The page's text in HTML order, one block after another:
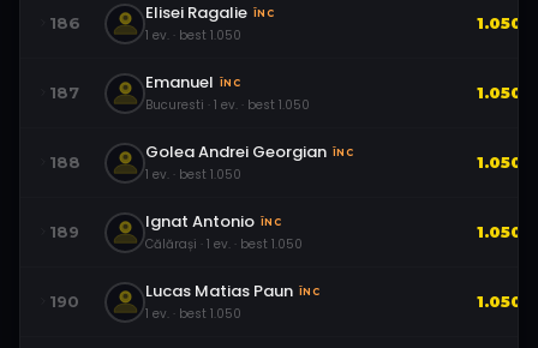
186 Elisei Ragalie ÎNC
1 ev. · best 1.050
1.050
187 Emanuel ÎNC
Bucuresti · 1 ev. · best 1.050
1.050
188 Golea Andrei Georgian ÎNC
1 ev. · best 1.050
1.050
189 Ignat Antonio ÎNC
Călărași · 1 ev. · best 1.050
1.050
190 Lucas Matias Paun ÎNC
1 ev. · best 1.050
1.050